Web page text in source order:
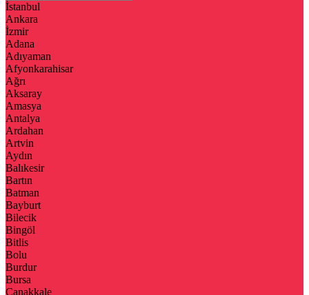
İstanbul
Ankara
İzmir
Adana
Adıyaman
Afyonkarahisar
Ağrı
Aksaray
Amasya
Antalya
Ardahan
Artvin
Aydın
Balıkesir
Bartın
Batman
Bayburt
Bilecik
Bingöl
Bitlis
Bolu
Burdur
Bursa
Çanakkale